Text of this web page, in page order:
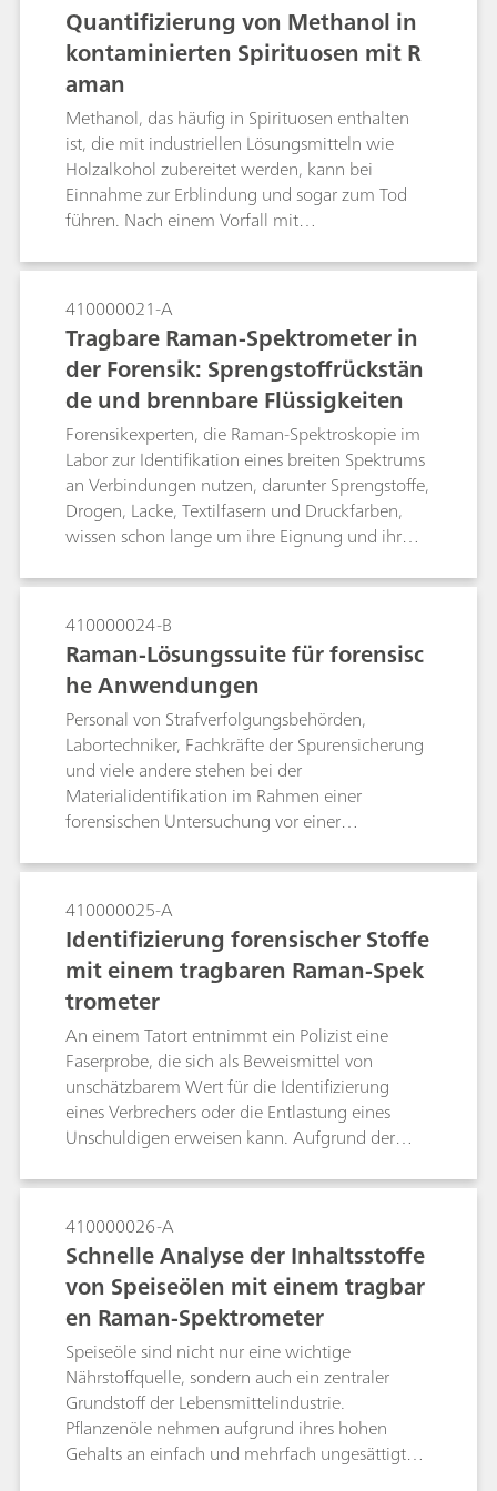
Quantifizierung von Methanol in
kontaminierten Spirituosen mit R
aman
Methanol, das häufig in Spirituosen enthalten
ist, die mit industriellen Lösungsmitteln wie
Holzalkohol zubereitet werden, kann bei
Einnahme zur Erblindung und sogar zum Tod
führen. Nach einem Vorfall mit
Republik haben sie sich nach einer umfassenden
Studie mit verschiedenen Screening-Tools für die
Raman-Spektroskopie als bevorzugte Methode
zur Identifizierung und Quantifizierung von
Methanol in kontaminiertem Alkohol
entschieden. In dieser Anwendungsnotiz
werden die Gründe erörtert, warum die Raman-
Spektroskopie die ideale Wahl für diese
Anwendung ist, und ein reales Beispiel der
Raman-Analyse von methanolhaltigem Rum
gezeigt.
410000021-A
Tragbare Raman-Spektrometer in
der Forensik: Sprengstoffrückstän
de und brennbare Flüssigkeiten
Forensikexperten, die Raman-Spektroskopie im
Labor zur Identifikation eines breiten Spektrums
an Verbindungen nutzen, darunter Sprengstoffe,
Drogen, Lacke, Textilfasern und Druckfarben,
wissen schon lange um ihre Eignung und ihr
Raman-Spektroskopie in Laborqualität
ausserhalb des Labors, z. B. für die In-situ-
Analyse an einem Tatort, war bis vor einigen
Jahren jedoch ausschliesslich Stoff für
Kriminalromane. Glücklicherweise sind
inzwischen moderne, tragbare Raman-
Spektrometer im Handel erhältlich und ihre
Gerätefunktionen sind durchaus vergleichbar
mit denen von Raman-Laborspektrometern.Um
dies zu belegen, wurden sie in einigen
aussergewöhnlich anspruchsvollen und
herausfordernden Anwendungsfällen getestet,
angebracht sein könnte.
410000024-B
Raman-Lösungssuite für forensisc
he Anwendungen
Personal von Strafverfolgungsbehörden,
Labortechniker, Fachkräfte der Spurensicherung
und viele andere stehen bei der
Materialidentifikation im Rahmen einer
forensischen Untersuchung vor einer
verwenden Techniker mehrere
Identifikationsverfahren, um für verschiedene
forensische Proben Resultate zu erhalten.
Bestimmte Technologien eignen sich
hervorragend für eine genaue Identifikation im
Labor, doch viele Technologien wie die Raman-
Spektroskopie können sowohl direkt vor Ort als
auch im Labor erfolgreich zur Identifikation
mehrerer forensischer Probentypen eingesetzt
werden. Die Raman-Spektroskopie wird von der
Scientific Working Group for the Analysis of
Seized Drugs (Wissenschaftliche Arbeitsgruppe
für die Analyse sichergestellter Drogen) als
(SWGDRUG; Version 7.1, 2016).
410000025-A
Identifizierung forensischer Stoffe
mit einem tragbaren Raman-Spek
trometer
An einem Tatort entnimmt ein Polizist eine
Faserprobe, die sich als Beweismittel von
unschätzbarem Wert für die Identifizierung
eines Verbrechers oder die Entlastung eines
Unschuldigen erweisen kann. Aufgrund der
zerstörungsfreien Natur des Tests und der
Möglichkeit, die Analyse ohne jegliche
Probenvorbereitung durchzuführen, wurde die
Raman-Spektroskopie in den letzten Jahren
intensiv für die forensische Faseranalyse
untersucht. Das Raman-Spektrum kann direkt
auf Geweben oder Fasern gemessen werden,
die auf Objektträgern aus Glas montiert sind,
wobei die Interferenzen durch das Montageharz
oder das Glas sehr gering sind.
410000026-A
Schnelle Analyse der Inhaltsstoffe
von Speiseölen mit einem tragbar
en Raman-Spektrometer
Speiseöle sind nicht nur eine wichtige
Nährstoffquelle, sondern auch ein zentraler
Grundstoff der Lebensmittelindustrie.
Pflanzenöle nehmen aufgrund ihres hohen
Gehalts an einfach und mehrfach ungesättigten